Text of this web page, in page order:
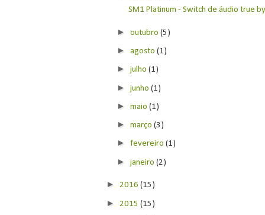
SM1 Platinum - Switch de áudio true
►outubro(5)
►agosto(1)
►julho(1)
►junho(1)
►maio(1)
►março(3)
►fevereiro(1)
►janeiro(2)
► 2016(15)
► 2015(15)